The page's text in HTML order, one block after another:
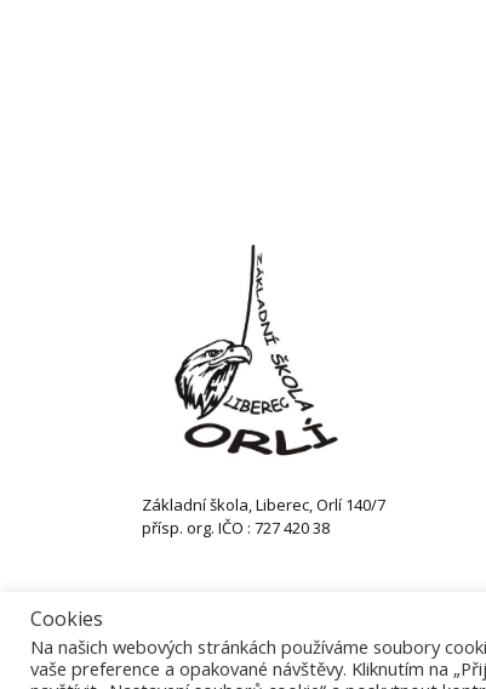
Základní škola, Liberec, Orlí 140/7
přísp. org. IČO : 727 420 38
Cookies
Na našich webových stránkách používáme soubory
vaše preference a opakované návštěvy. Kliknutím na